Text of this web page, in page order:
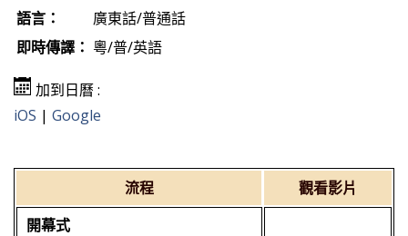
語言：
廣東話/普通話
即時傳譯： 粵/普/英語
加到日曆 :
iOS | Google
流程
觀看影片
開幕式